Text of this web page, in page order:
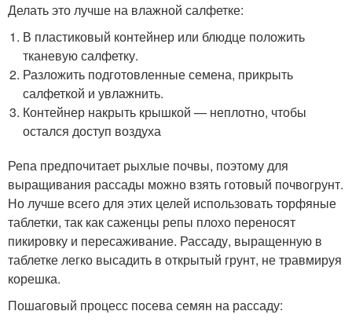
Делать это лучше на влажной салфетке:
В пластиковый контейнер или блюдце положить
тканевую салфетку.
Разложить подготовленные семена, прикрыть
салфеткой и увлажнить.
Контейнер накрыть крышкой — неплотно, чтобы
остался доступ воздуха
Репа предпочитает рыхлые почвы, поэтому для
выращивания рассады можно взять готовый почвогрунт.
Но лучше всего для этих целей использовать торфяные
таблетки, так как саженцы репы плохо переносят
пикировку и пересаживание. Рассаду, выращенную в
таблетке легко высадить в открытый грунт, не травмируя
корешка.
Пошаговый процесс посева семян на рассаду: